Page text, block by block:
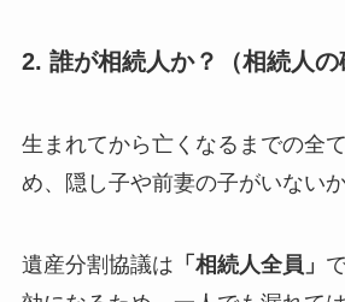
2. 誰が相続人か？（相続人の
生まれてから亡くなるまでの全
め、隠し子や前妻の子がいない
遺産分割協議は 「相続人全員」